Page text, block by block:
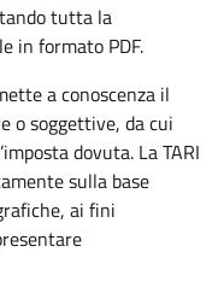
tutta la
in formato PDF.
a conoscenza il
o soggettive, da cui
dovuta. La TARI
sulla base
ai fini